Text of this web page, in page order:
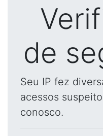
de
Seu IP fez
acessos
conosco.